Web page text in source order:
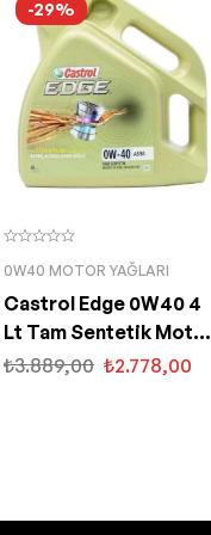
-29%
0W40 MOTOR YAĞLARI
Castrol Edge 0W40 4
Lt Tam Sentetik Motor
Yağı
₺3.889,00 ₺2.778,00